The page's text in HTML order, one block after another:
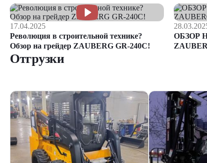
17.04.2025
Революция в строительной технике?
Обзор на грейдер ZAUBERG GR-240C!
ОБЗОР
Отгрузки